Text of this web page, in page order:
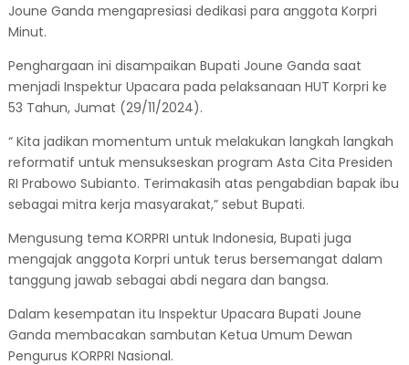
Joune Ganda mengapresiasi dedikasi para anggota Korpri
Minut.
Penghargaan ini disampaikan Bupati Joune Ganda saat
menjadi Inspektur Upacara pada pelaksanaan HUT Korpri ke
53 Tahun, Jumat (29/11/2024).
“ Kita jadikan momentum untuk melakukan langkah langkah
reformatif untuk mensukseskan program Asta Cita Presiden
RI Prabowo Subianto. Terimakasih atas pengabdian bapak ibu
sebagai mitra kerja masyarakat,” sebut Bupati.
Mengusung tema KORPRI untuk Indonesia, Bupati juga
mengajak anggota Korpri untuk terus bersemangat dalam
tanggung jawab sebagai abdi negara dan bangsa.
Dalam kesempatan itu Inspektur Upacara Bupati Joune
Ganda membacakan sambutan Ketua Umum Dewan
Pengurus KORPRI Nasional.